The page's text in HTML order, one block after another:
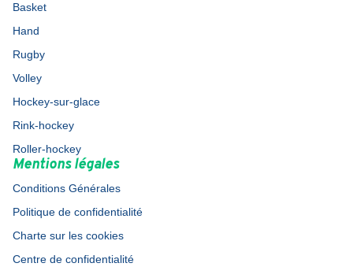
Basket
Hand
Rugby
Volley
Hockey-sur-glace
Rink-hockey
Roller-hockey
Mentions légales
Conditions Générales
Politique de confidentialité
Charte sur les cookies
Centre de confidentialité